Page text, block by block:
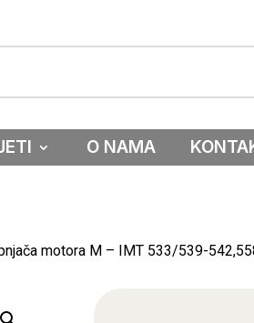
O NAMA
motora M – IMT 533/539-